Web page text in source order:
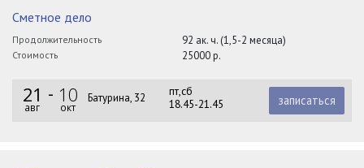
Сметное дело
Продолжительность 92 ак. ч. (1,5-2 месяца)
Стоимость 25000 р.
21
авг
10
окт
Батурина, 32
пт,сб
18.45-21.45
записаться